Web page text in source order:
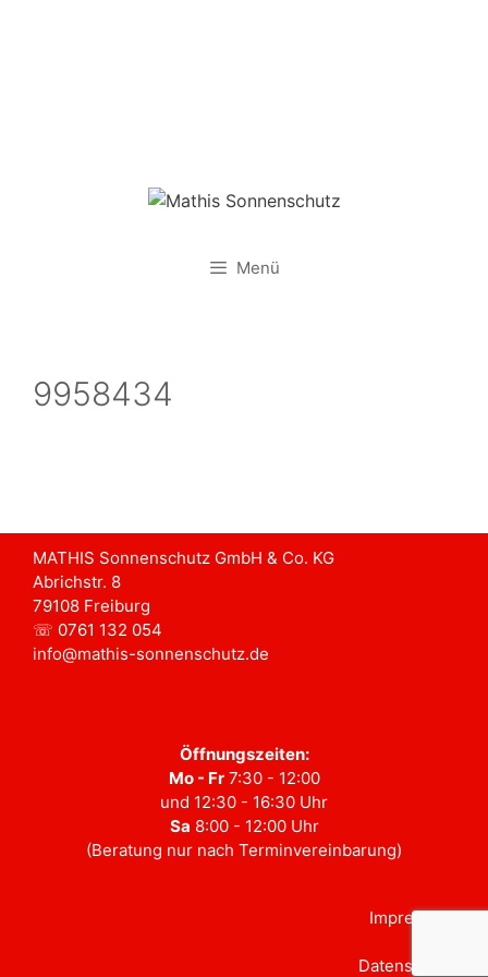
Menü
9958434
MATHIS Sonnenschutz GmbH & Co. KG
Abrichstr. 8
79108 Freiburg
☏ 0761 132 054
info@mathis-sonnenschutz.de
Öffnungszeiten:
Mo - Fr7:30 - 12:00
und 12:30 - 16:30 Uhr
Sa 8:00 - 12:00 Uhr
(Beratung nur nach Terminvereinbarung)
Impressum
Datenschutz